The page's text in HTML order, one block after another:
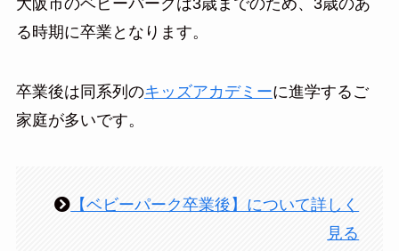
る時期に卒業となります。
卒業後は同系列のキッズアカデミーに進学するご
家庭が多いです。
【ベビーパーク卒業後】について詳しく
見る